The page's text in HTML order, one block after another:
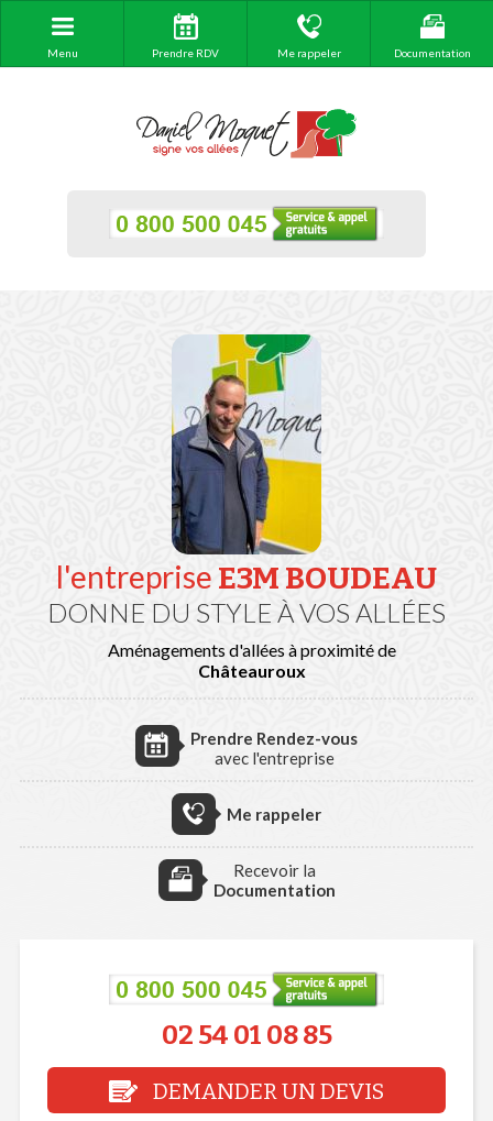
Menu Prendre RDV Me rappeler Documentation
l'entreprise E3M BOUDEAU
DONNE DU STYLE À VOS ALLÉES
Aménagements d'allées à proximité de
Châteauroux
Prendre Rendez-vous
avec l'entreprise
Me rappeler
Recevoir la
Documentation
02 54 01 08 85
DEMANDER UN DEVIS